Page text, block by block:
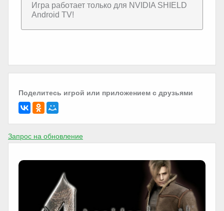
Игра работает только для NVIDIA SHIELD
Android TV!
Поделитесь игрой или приложением с друзьями
Запрос на обновление